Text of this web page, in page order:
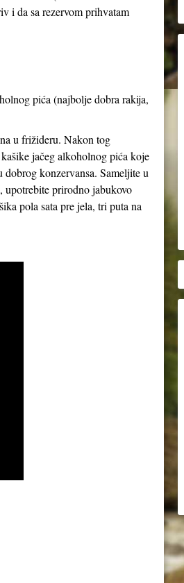
i da sa rezervom prihvatam
pića (najbolje dobra rakija,
u frižideru. Nakon tog
jačeg alkoholnog pića koje
konzervansa. Sameljite u
upotrebite prirodno jabukovo
pola sata pre jela, tri puta na